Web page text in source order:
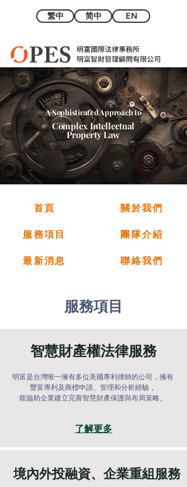
繁中 简中 EN
A Sophisticated Approach to
Complex Intellectual
Property Law
首頁
服務項目
最新消息
關於我們
團隊介紹
聯絡我們
​服務項目
智慧財產權法律服務
明富是台灣唯一擁有多位美國專利律師的公司，擁有
豐富專利及商標申請、管理和分析經驗，
能協助企業建立完善智慧財產保護與布局策略。
了解更多
​境內外投融資、企業重組服務